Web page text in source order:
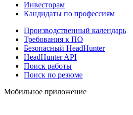
Инвесторам
Кандидаты по профессиям
Производственный календарь
Требования к ПО
Безопасный HeadHunter
HeadHunter API
Поиск работы
Поиск по резюме
Мобильное приложение